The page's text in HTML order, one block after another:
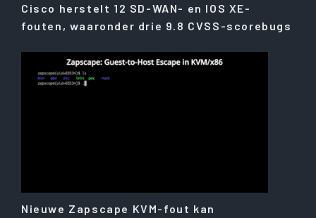
Cisco herstelt 12 SD-WAN- en IOS XE-
fouten, waaronder drie 9.8 CVSS-scorebugs
Nieuwe Zapscape KVM-fout kan